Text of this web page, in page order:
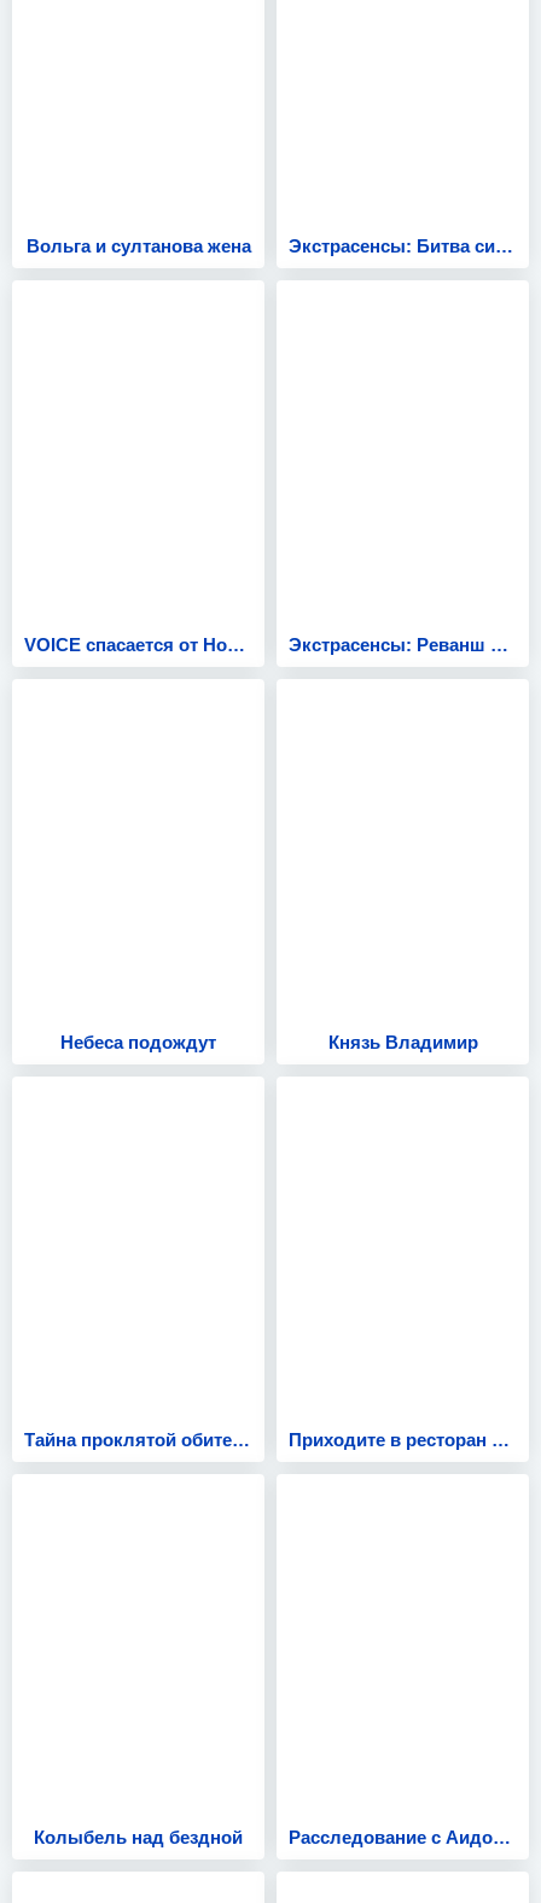
Вольга и султанова жена Экстрасенсы: Битва сильнейших 1 сезон
VOICE спасается от Нового года Экстрасенсы: Реванш 2 сезон
Небеса подождут Князь Владимир
Тайна проклятой обители Приходите в ресторан ведьмы
Колыбель над бездной Расследование с Аидой Мартиросян